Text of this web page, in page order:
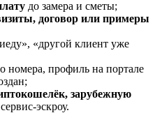
до замера и сметы;
договор или примеры
«другой клиент уже
номера, профиль на портале
зарубежную
эскроу.